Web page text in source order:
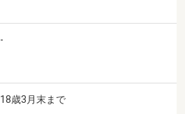
-
18歳3月末まで